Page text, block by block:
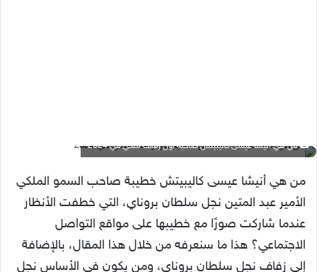
من هي أنيشا عيسى كاليبيتش صاحبة أول زفاف ملكي في 2024
من هي أنيشا عيسى كاليبيتش خطيبة صاحب السمو الملكي
الأمير عبد المتين نجل سلطان بروناي، التي خطفت الأنظار
عندما شاركت صورًا مع خطيبها على مواقع التواصل
الاجتماعي؟ هذا ما سنعرفه من خلال هذا المقال، بالإضافة
إلى زفاف نجل سلطان بروناي، ومن يكون في الأساس نجل